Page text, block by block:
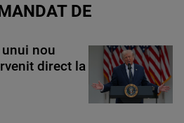
DE
nou
direct la